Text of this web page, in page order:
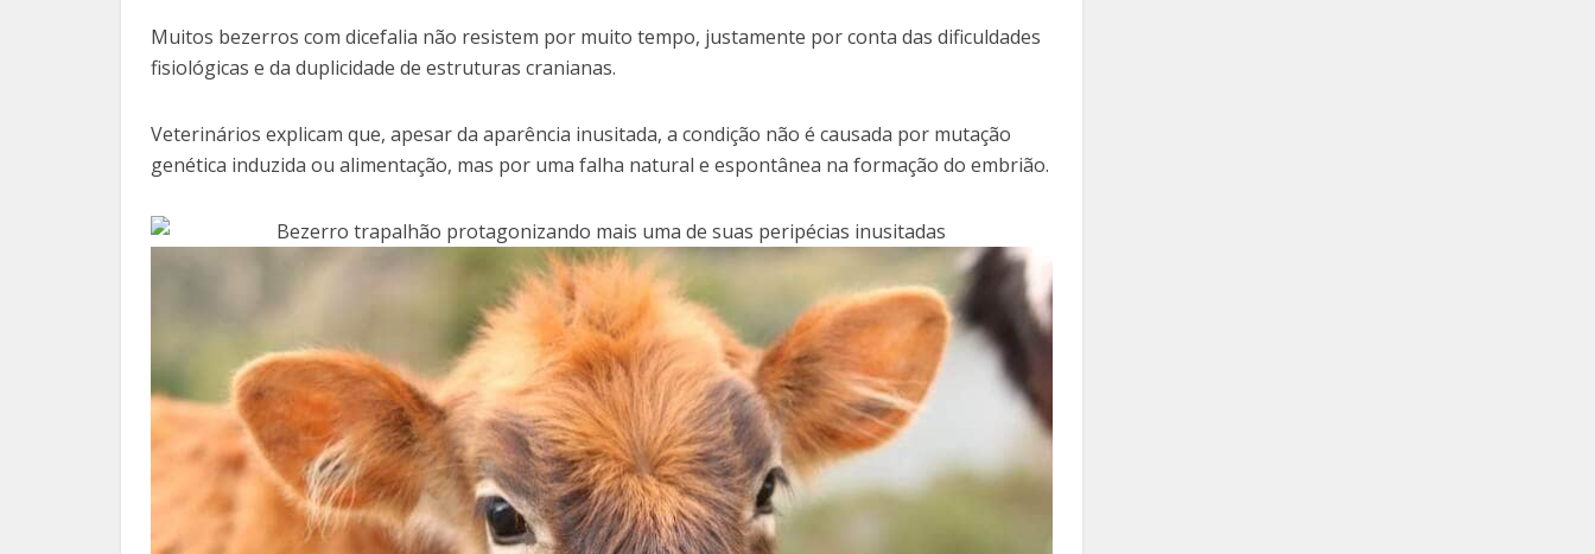
Muitos bezerros com dicefalia não resistem por muito tempo, justamente por conta das dificuldades
fisiológicas e da duplicidade de estruturas cranianas.
Veterinários explicam que, apesar da aparência inusitada, a condição não é causada por mutação
genética induzida ou alimentação, mas por uma falha natural e espontânea na formação do embrião.